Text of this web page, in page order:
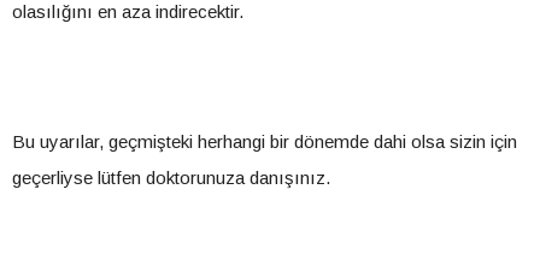
olasılığını en aza indirecektir.
Bu uyarılar, geçmişteki herhangi bir dönemde dahi olsa sizin için
geçerliyse lütfen doktorunuza danışınız.